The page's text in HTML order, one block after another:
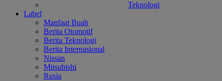
Teknologi
Label
Manfaat Buah
Berita Otomotif
Berita Teknologi
Berita Internasional
Nissan
Mitsubishi
Rusia